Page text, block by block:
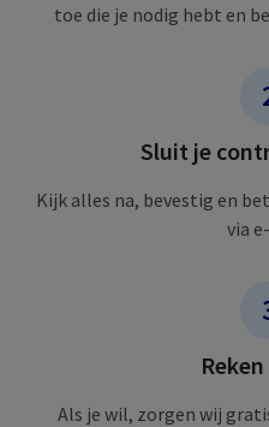
toe die je nodig hebt en
Sluit je
Kijk alles na, bevestig en
via
Als je wil, zorgen wij